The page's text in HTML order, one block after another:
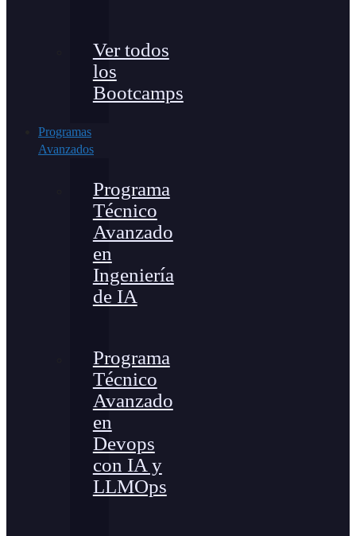
Ver todos
los
Bootcamps
Programas
Avanzados
Programa
Técnico
Avanzado
en
Ingeniería
de IA
Programa
Técnico
Avanzado
en
Devops
con IA y
LLMOps